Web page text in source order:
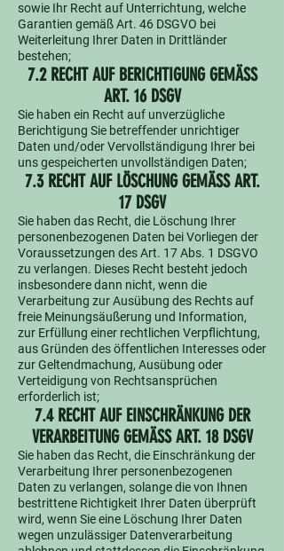
sowie Ihr Recht auf Unterrichtung, welche
Garantien gemäß Art. 46 DSGVO bei
Weiterleitung Ihrer Daten in Drittländer
bestehen;
7.2 RECHT AUF BERICHTIGUNG GEMÄSS
ART. 16 DSGV
Sie haben ein Recht auf unverzügliche
Berichtigung Sie betreffender unrichtiger
Daten und/oder Vervollständigung Ihrer bei
uns gespeicherten unvollständigen Daten;
7.3 RECHT AUF LÖSCHUNG GEMÄSS ART.
17 DSGV
Sie haben das Recht, die Löschung Ihrer
personenbezogenen Daten bei Vorliegen der
Voraussetzungen des Art. 17 Abs. 1 DSGVO
zu verlangen. Dieses Recht besteht jedoch
insbesondere dann nicht, wenn die
Verarbeitung zur Ausübung des Rechts auf
freie Meinungsäußerung und Information,
zur Erfüllung einer rechtlichen Verpflichtung,
aus Gründen des öffentlichen Interesses oder
zur Geltendmachung, Ausübung oder
Verteidigung von Rechtsansprüchen
erforderlich ist;
7.4 RECHT AUF EINSCHRÄNKUNG DER
VERARBEITUNG GEMÄSS ART. 18 DSGV
Sie haben das Recht, die Einschränkung der
Verarbeitung Ihrer personenbezogenen
Daten zu verlangen, solange die von Ihnen
bestrittene Richtigkeit Ihrer Daten überprüft
wird, wenn Sie eine Löschung Ihrer Daten
wegen unzulässiger Datenverarbeitung